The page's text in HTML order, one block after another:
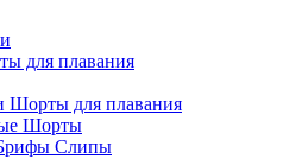
для плавания
Шорты для плавания
Шорты
Слипы